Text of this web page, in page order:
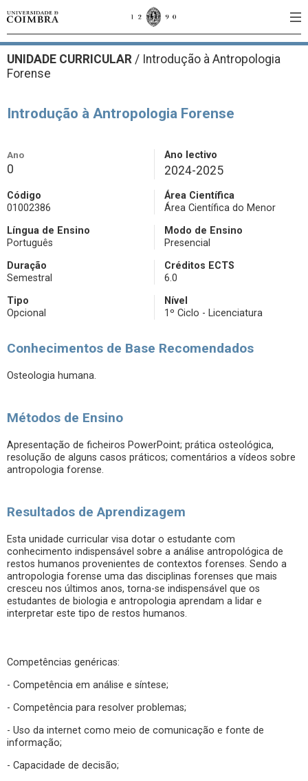
UNIDADE CURRICULAR / Introdução à Antropologia
Forense
Introdução à Antropologia Forense
Ano
0
Ano lectivo
2024-2025
Código
01002386
Área Científica
Área Científica do Menor
Língua de Ensino
Português
Modo de Ensino
Presencial
Duração
Semestral
Créditos ECTS
6.0
Tipo
Opcional
Nível
1º Ciclo - Licenciatura
Conhecimentos de Base Recomendados
Osteologia humana.
Métodos de Ensino
Apresentação de ficheiros PowerPoint; prática osteológica,
resolução de alguns casos práticos; comentários a vídeos sobre
antropologia forense.
Resultados de Aprendizagem
Esta unidade curricular visa dotar o estudante com
conhecimento indispensável sobre a análise antropológica de
restos humanos provenientes de contextos forenses. Sendo a
antropologia forense uma das disciplinas forenses que mais
cresceu nos últimos anos, torna-se indispensável que os
estudantes de biologia e antropologia aprendam a lidar e
interpretar este tipo de restos humanos.
Competências genéricas:
- Competência em análise e síntese;
- Competência para resolver problemas;
- Uso da internet como meio de comunicação e fonte de
informação;
- Capacidade de decisão;